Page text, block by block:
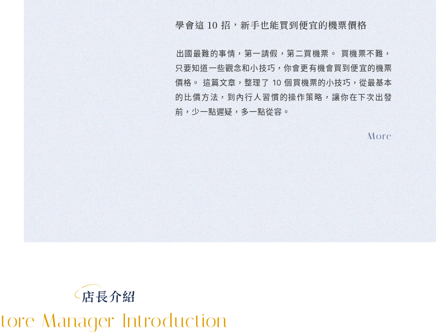
學會這 10 招，新手也能買到便宜的機票價格
󠀠出國最難的事情，第一請假，第二買機票。 󠀠買機票不難，
只要知道一些觀念和小技巧，你會更有機會買到便宜的機票
價格。 這篇文章，整理了 10 個買機票的小技巧，從最基本
的比價方法，到內行人習慣的操作策略，讓你在下次出發
前，少一點遲疑，多一點從容。
店長介紹
Manager Introduction